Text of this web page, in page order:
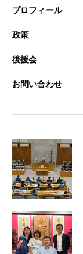
プロフィール
政策
後援会
お問い合わせ